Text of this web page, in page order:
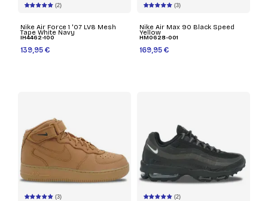
(2)
Nike Air Force 1 '07 LV8 Mesh
Tape White Navy
IH4462-100
139,95 €
(3)
Nike Air Max 90 Black Speed
Yellow
HM0628-001
169,95 €
(3) (2)